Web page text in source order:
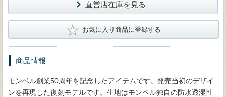
直営店在庫を見る
★ お気に入り商品に登録する
商品情報
モンベル創業50周年を記念したアイテムです。発売当初のデザイ
ンを再現した復刻モデルです。生地はモンベル独自の防水透湿性